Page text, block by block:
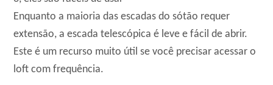
Enquanto a maioria das escadas do sótão requer
extensão, a escada telescópica é leve e fácil de abrir.
Este é um recurso muito útil se você precisar acessar o
loft com frequência.